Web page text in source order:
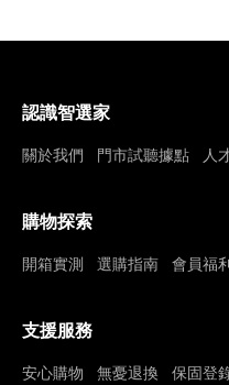
認識智選家
關於我們 門市試聽據點 人
購物探索
開箱實測 選購指南 會員福
支援服務
安心購物 無憂退換 保固登